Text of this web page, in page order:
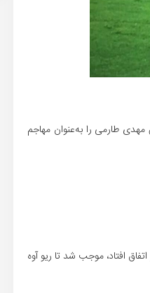
طارمی را به‌عنوان مهاجم
که روی او اتفاق افتاد، موجب شد تا ریو آوه